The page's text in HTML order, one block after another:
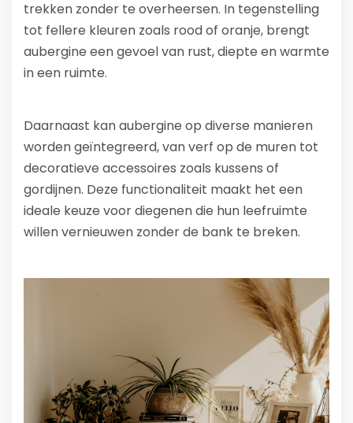
trekken zonder te overheersen. In tegenstelling
tot fellere kleuren zoals rood of oranje, brengt
aubergine een gevoel van rust, diepte en warmte
in een ruimte.
Daarnaast kan aubergine op diverse manieren
worden geïntegreerd, van verf op de muren tot
decoratieve accessoires zoals kussens of
gordijnen. Deze functionaliteit maakt het een
ideale keuze voor diegenen die hun leefruimte
willen vernieuwen zonder de bank te breken.